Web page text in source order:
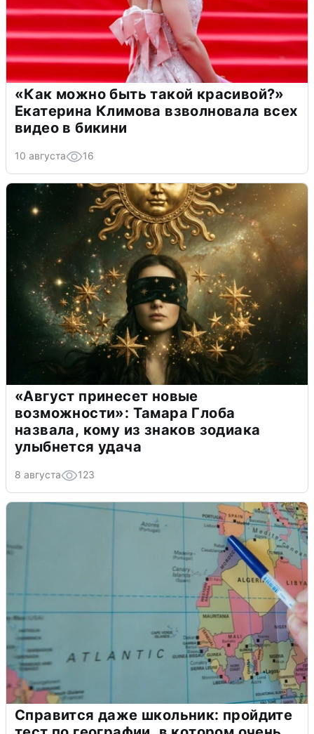
«Как можно быть такой красивой?»
Екатерина Климова взволновала всех
видео в бикини
10 августа 16
«Август принесет новые
возможности»: Тамара Глоба
назвала, кому из знаков зодиака
улыбнется удача
8 августа 123
Справится даже школьник: пройдите